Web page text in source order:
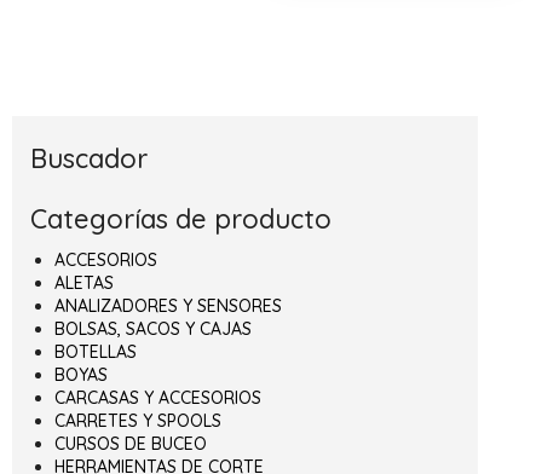
Buscador
Categorías de producto
ACCESORIOS
ALETAS
ANALIZADORES Y SENSORES
BOLSAS, SACOS Y CAJAS
BOTELLAS
BOYAS
CARCASAS Y ACCESORIOS
CARRETES Y SPOOLS
CURSOS DE BUCEO
HERRAMIENTAS DE CORTE